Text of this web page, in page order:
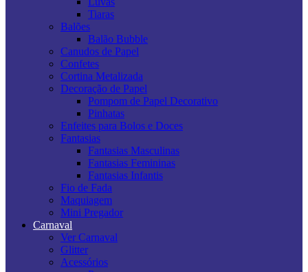
Tiaras
Balões
Balão Bubble
Canudos de Papel
Confetes
Cortina Metalizada
Decoração de Papel
Pompom de Papel Decorativo
Pinhatas
Enfeites para Bolos e Doces
Fantasias
Fantasias Masculinas
Fantasias Femininas
Fantasias Infantis
Fio de Fada
Maquiagem
Mini Pregador
Carnaval
Ver Carnaval
Glitter
Acessórios